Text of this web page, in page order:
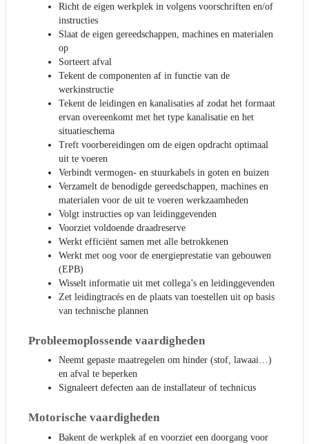
Richt de eigen werkplek in volgens voorschriften en/of
instructies
Slaat de eigen gereedschappen, machines en materialen
op
Sorteert afval
Tekent de componenten af in functie van de
werkinstructie
Tekent de leidingen en kanalisaties af zodat het formaat
ervan overeenkomt met het type kanalisatie en het
situatieschema
Treft voorbereidingen om de eigen opdracht optimaal
uit te voeren
Verbindt vermogen- en stuurkabels in goten en buizen
Verzamelt de benodigde gereedschappen, machines en
materialen voor de uit te voeren werkzaamheden
Volgt instructies op van leidinggevenden
Voorziet voldoende draadreserve
Werkt efficiënt samen met alle betrokkenen
Werkt met oog voor de energieprestatie van gebouwen
(EPB)
Wisselt informatie uit met collega’s en leidinggevenden
Zet leidingtracés en de plaats van toestellen uit op basis
van technische plannen
Probleemoplossende vaardigheden
Neemt gepaste maatregelen om hinder (stof, lawaai…)
en afval te beperken
Signaleert defecten aan de installateur of technicus
Motorische vaardigheden
Bakent de werkplek af en voorziet een doorgang voor